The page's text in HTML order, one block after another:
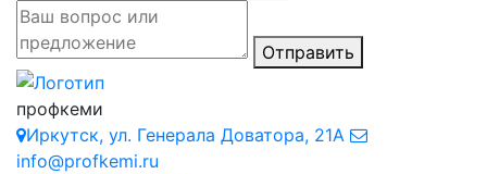
Отправить
профкеми
Иркутск, ул. Генерала Доватора, 21А
info@profkemi.ru